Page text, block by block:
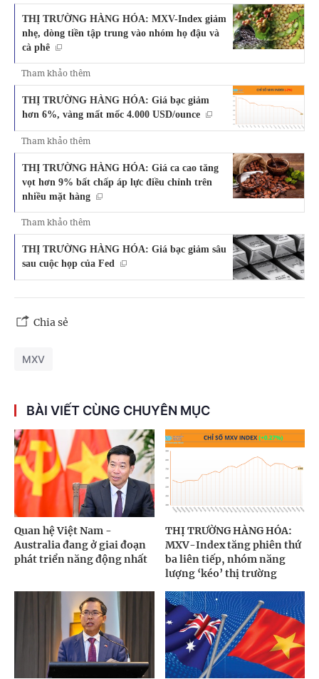
THỊ TRƯỜNG HÀNG HÓA: MXV-Index giảm
nhẹ, dòng tiền tập trung vào nhóm họ đậu và
cà phê
Tham khảo thêm
THỊ TRƯỜNG HÀNG HÓA: Giá bạc giảm
hơn 6%, vàng mất mốc 4.000 USD/ounce
Tham khảo thêm
THỊ TRƯỜNG HÀNG HÓA: Giá ca cao tăng
vọt hơn 9% bất chấp áp lực điều chỉnh trên
nhiều mặt hàng
Tham khảo thêm
THỊ TRƯỜNG HÀNG HÓA: Giá bạc giảm sâu
sau cuộc họp của Fed
Chia sẻ
MXV
BÀI VIẾT CÙNG CHUYÊN MỤC
Quan hệ Việt Nam -
Australia đang ở giai đoạn
phát triển năng động nhất
THỊ TRƯỜNG HÀNG HÓA:
MXV-Index tăng phiên thứ
ba liên tiếp, nhóm năng
lượng ‘kéo’ thị trường